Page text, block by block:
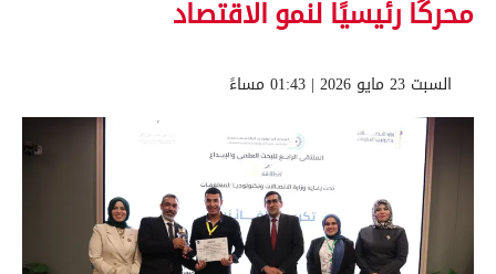
محركًا رئيسيًا لنمو الاقتصاد
السبت 23 مايو 2026 | 01:43 مساءً